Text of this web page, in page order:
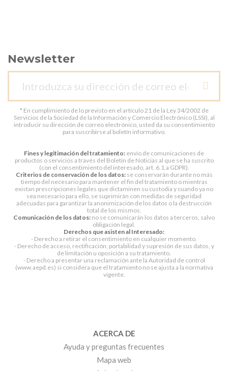
Newsletter
* En cumplimiento de lo previsto en el artículo 21 de la Ley 34/2002 de
Servicios de la Sociedad de la Información y Comercio Electrónico (LSSI), al
introducir su dirección de correo electrónico, usted da su consentimiento
para suscribirse al boletín informativo.
Fines y legitimación del tratamiento: envío de comunicaciones de
productos o servicios a través del Boletín de Noticias al que se ha suscrito
(con el consentimiento del interesado, art. 6.1.a GDPR).
Criterios de conservación de los datos:se conservarán durante no más
tiempo del necesario para mantener el fin del tratamiento o mientras
existan prescripciones legales que dictaminen su custodia y cuando ya no
sea necesario para ello, se suprimirán con medidas de seguridad
adecuadas para garantizar la anonimización de los datos o la destrucción
total de los mismos.
Comunicación de los datos: no se comunicarán los datos a terceros, salvo
obligación legal.
Derechos que asisten al Interesado:
- Derecho a retirar el consentimiento en cualquier momento.
- Derecho de acceso, rectificación, portabilidad y supresión de sus datos, y
de limitación u oposición a su tratamiento.
- Derecho a presentar una reclamación ante la Autoridad de control
(www.aepd.es) si considera que el tratamiento no se ajusta a la normativa
vigente.
ACERCA DE
Ayuda y preguntas frecuentes
Mapa web